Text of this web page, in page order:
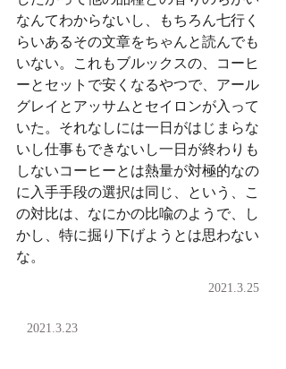
なんてわからないし、もちろん七行く
らいあるその文章をちゃんと読んでも
いない。これもブルックスの、コーヒ
ーとセットで安くなるやつで、アール
グレイとアッサムとセイロンが入って
いた。それなしには一日がはじまらな
いし仕事もできないし一日が終わりも
しないコーヒーとは熱量が対極的なの
に入手手段の選択は同じ、という、こ
の対比は、なにかの比喩のようで、し
かし、特に掘り下げようとは思わない
な。
2021.3.25
2021.3.23